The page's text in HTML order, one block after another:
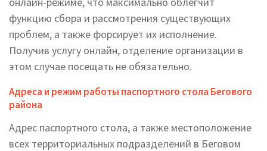
функцию сбора и рассмотрения существующих
проблем, а также форсирует их исполнение.
Получив услугу онлайн, отделение организации в
этом случае посещать не обязательно.
Адреса и режим работы паспортного стола Бегового
района
Адрес паспортного стола, а также местоположение
всех территориальных подразделений в Беговом